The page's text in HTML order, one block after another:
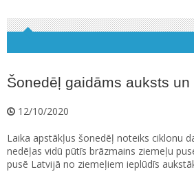
Šonedēļ gaidāms auksts
12/10/2020
Laika apstākļus šonedēļ noteiks ciklonu
nedēļas vidū pūtīs brāzmains ziemeļu
pusē Latvijā no ziemeļiem ieplūdīs